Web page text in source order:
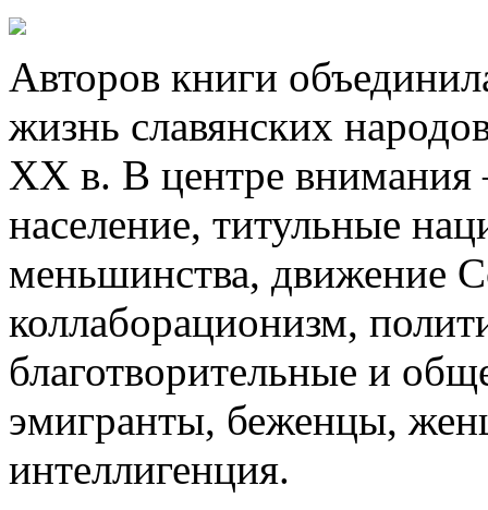
Авторов книги
жизнь славянских
XX в. В центре внимания
население, титульные
меньшинства, движение
коллаборационизм,
благотворительные и
эмигранты, беженцы,
интеллигенция.